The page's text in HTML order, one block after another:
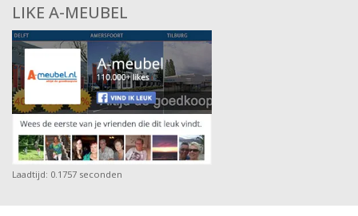
LIKE A-MEUBEL
Laadtijd: 0.1757 seconden